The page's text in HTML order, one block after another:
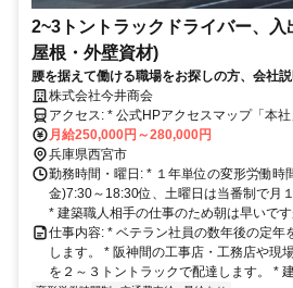
2~3トントラックドライバー、入
屋根・外壁資材)
腰を据えて働ける職場をお探しの方、会社
で、ご連絡下さい。
株式会社今井商会
アクセス: * 公式HPアクセスマップ「本社」参照
https://gotoimai.co.jp/company/access/ *
点前。交通費は距離別支給します。近隣
可。 自家用車通勤も相談可
月給250,000円～280,000円
兵庫県西宮市
勤務時間・曜日: * １年単位の変形労働時
金)7:30～18:30位、土曜日は当番制で月
* 建築職人相手の仕事のため朝は早いで
仕事内容: * ベテラン社員の数年後の定年
します。 * 阪神間の工事店・工務店や現
を２～３トントラックで配達します。 *